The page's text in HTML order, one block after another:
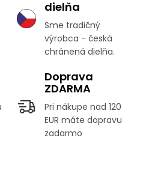
dielňa
Sme tradičný
výrobca - česká
chránená dielňa.
Doprava
ZDARMA
Pri nákupe nad 120
EUR máte dopravu
zadarmo